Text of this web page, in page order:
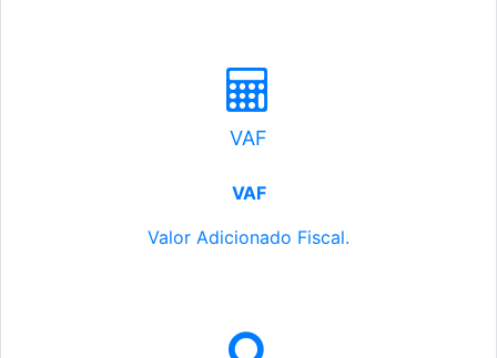
VAF
VAF
Valor Adicionado Fiscal.